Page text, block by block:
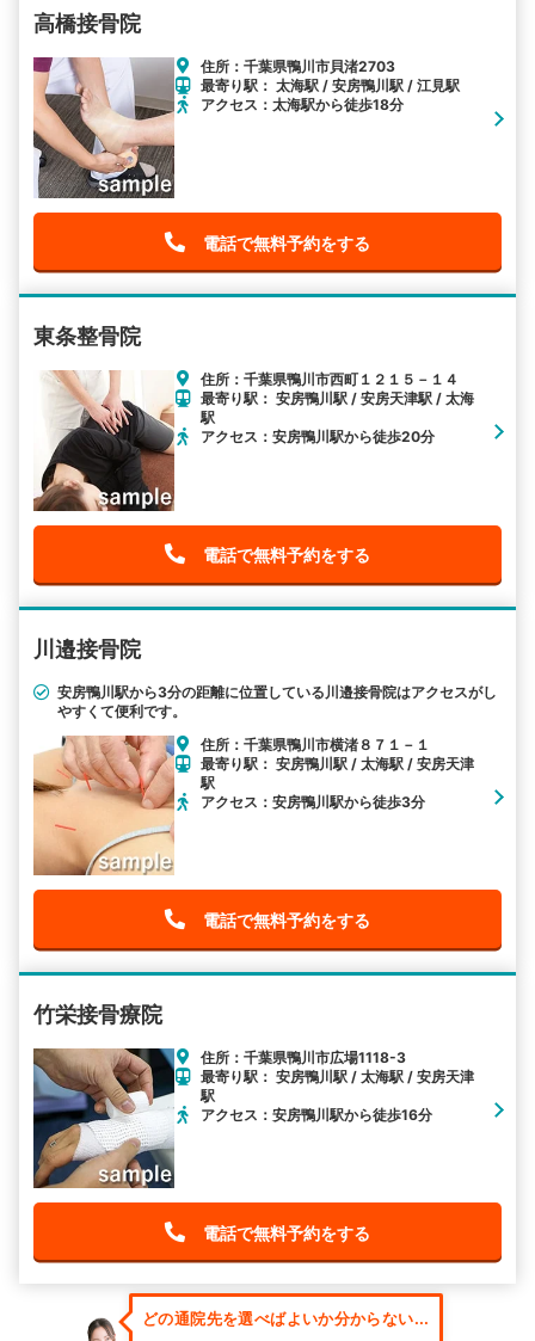
高橋接骨院
住所：千葉県鴨川市貝渚2703
最寄り駅： 太海駅 / 安房鴨川駅 / 江見駅
アクセス：太海駅から徒歩18分
電話で無料予約をする
東条整骨院
住所：千葉県鴨川市西町１２１５－１４
最寄り駅： 安房鴨川駅 / 安房天津駅 / 太海
駅
アクセス：安房鴨川駅から徒歩20分
電話で無料予約をする
川邉接骨院
安房鴨川駅から3分の距離に位置している川邉接骨院はアクセスがし
やすくて便利です。
住所：千葉県鴨川市横渚８７１－１
最寄り駅： 安房鴨川駅 / 太海駅 / 安房天津
駅
アクセス：安房鴨川駅から徒歩3分
電話で無料予約をする
竹栄接骨療院
住所：千葉県鴨川市広場1118-3
最寄り駅： 安房鴨川駅 / 太海駅 / 安房天津
駅
アクセス：安房鴨川駅から徒歩16分
電話で無料予約をする
どの通院先を選べばよいか分からない...